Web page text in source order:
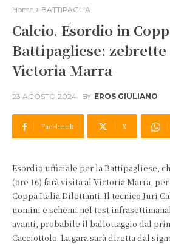
Home BATTIPAGLIA
Calcio. Esordio in
Battipagliese: zebrette
Victoria Marra
23 AGOSTO 2024 BY EROS GIULIANO
Facebook X
Esordio ufficiale per la Battipagliese,
(ore 16) farà visita al Victoria Marra,
Coppa Italia Dilettanti. Il tecnico Juri
uomini e schemi nel test
avanti, probabile il ballottaggio dal
Cacciottolo. La gara sarà diretta dal